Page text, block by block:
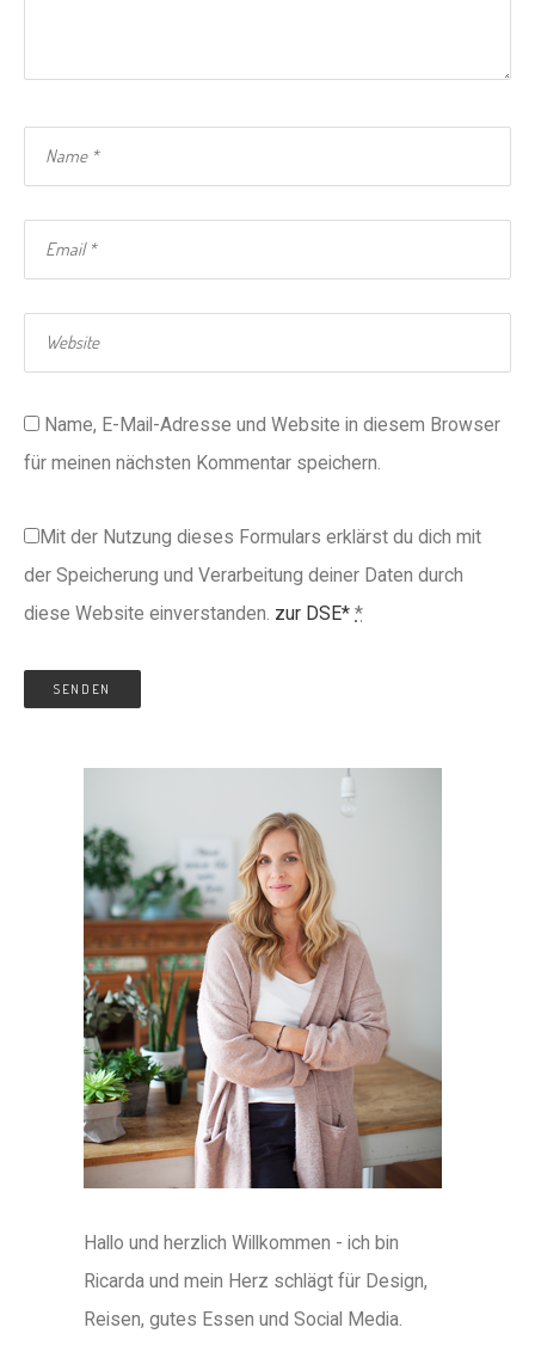
Name, E-Mail-Adresse und Website in diesem Browser
für meinen nächsten Kommentar speichern.
Mit der Nutzung dieses Formulars erklärst du dich mit
der Speicherung und Verarbeitung deiner Daten durch
diese Website einverstanden. zur DSE* *
Hallo und herzlich Willkommen - ich bin
Ricarda und mein Herz schlägt für Design,
Reisen, gutes Essen und Social Media.